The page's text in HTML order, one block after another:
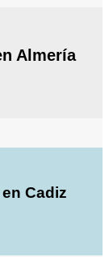
Almería
Cadiz